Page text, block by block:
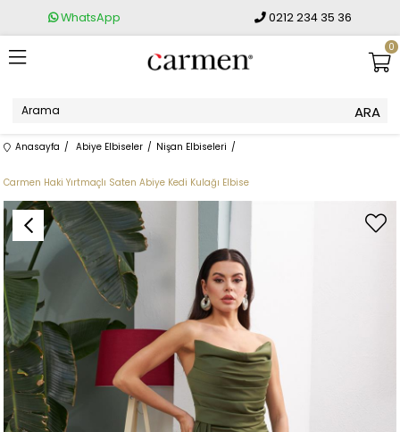
WhatsApp 0212 234 35 36
0
Anasayfa Abiye Elbiseler Nişan Elbiseleri
Carmen Haki Yırtmaçlı Saten Abiye Kedi Kulağı Elbise